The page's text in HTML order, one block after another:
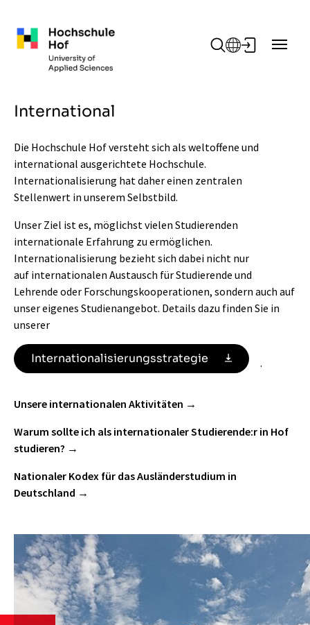
International
Die Hochschule Hof versteht sich als weltoffene und
international ausgerichtete Hochschule.
Internationalisierung hat daher einen zentralen
Stellenwert in unserem Selbstbild.
Unser Ziel ist es, möglichst vielen Studierenden
internationale Erfahrung zu ermöglichen.
Internationalisierung bezieht sich dabei nicht nur
auf internationalen Austausch für Studierende und
Lehrende oder Forschungskooperationen, sondern auch auf
unser eigenes Studienangebot. Details dazu finden Sie in
unserer
Internationalisierungsstrategie .
Unsere internationalen Aktivitäten
Warum sollte ich als internationaler Studierende:r in Hof
studieren?
Nationaler Kodex für das Ausländerstudium in
Deutschland